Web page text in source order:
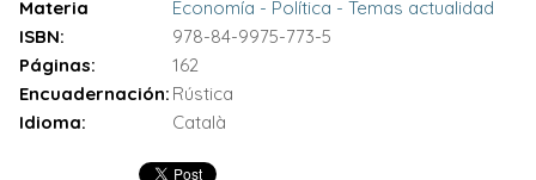
Materia
Economía - Política - Temas actualidad
ISBN:
978-84-9975-773-5
Páginas:
162
Encuadernación: Rústica
Idioma:
Català